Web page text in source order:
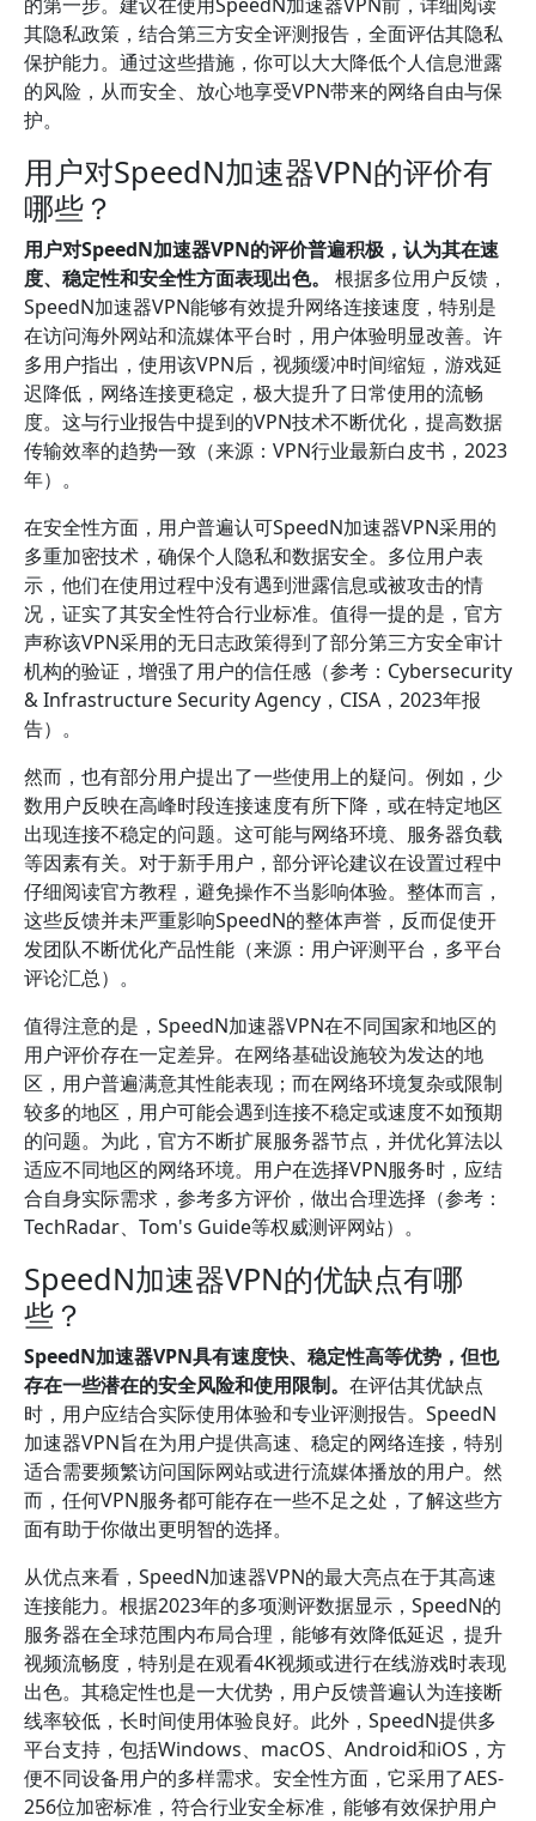
其隐私政策，结合第三方安全评测报告，全面评估其隐私
保护能力。通过这些措施，你可以大大降低个人信息泄露
的风险，从而安全、放心地享受VPN带来的网络自由与保
护。
用户对SpeedN加速器VPN的评价有
哪些？
用户对SpeedN加速器VPN的评价普遍积极，认为其在速
度、稳定性和安全性方面表现出色。
根据多位用户反馈，
SpeedN加速器VPN能够有效提升网络连接速度，特别是
在访问海外网站和流媒体平台时，用户体验明显改善。许
多用户指出，使用该VPN后，视频缓冲时间缩短，游戏延
迟降低，网络连接更稳定，极大提升了日常使用的流畅
度。这与行业报告中提到的VPN技术不断优化，提高数据
传输效率的趋势一致（来源：VPN行业最新白皮书，2023
年）。
在安全性方面，用户普遍认可SpeedN加速器VPN采用的
多重加密技术，确保个人隐私和数据安全。多位用户表
示，他们在使用过程中没有遇到泄露信息或被攻击的情
况，证实了其安全性符合行业标准。值得一提的是，官方
声称该VPN采用的无日志政策得到了部分第三方安全审计
机构的验证，增强了用户的信任感（参考：Cybersecurity
& Infrastructure Security Agency，CISA，2023年报
告）。
然而，也有部分用户提出了一些使用上的疑问。例如，少
数用户反映在高峰时段连接速度有所下降，或在特定地区
出现连接不稳定的问题。这可能与网络环境、服务器负载
等因素有关。对于新手用户，部分评论建议在设置过程中
仔细阅读官方教程，避免操作不当影响体验。整体而言，
这些反馈并未严重影响SpeedN的整体声誉，反而促使开
发团队不断优化产品性能（来源：用户评测平台，多平台
评论汇总）。
值得注意的是，SpeedN加速器VPN在不同国家和地区的
用户评价存在一定差异。在网络基础设施较为发达的地
区，用户普遍满意其性能表现；而在网络环境复杂或限制
较多的地区，用户可能会遇到连接不稳定或速度不如预期
的问题。为此，官方不断扩展服务器节点，并优化算法以
适应不同地区的网络环境。用户在选择VPN服务时，应结
合自身实际需求，参考多方评价，做出合理选择（参考：
TechRadar、Tom's Guide等权威测评网站）。
SpeedN加速器VPN的优缺点有哪
些？
SpeedN加速器VPN具有速度快、稳定性高等优势，但也
存在一些潜在的安全风险和使用限制。 在评估其优缺点
时，用户应结合实际使用体验和专业评测报告。SpeedN
加速器VPN旨在为用户提供高速、稳定的网络连接，特别
适合需要频繁访问国际网站或进行流媒体播放的用户。然
而，任何VPN服务都可能存在一些不足之处，了解这些方
面有助于你做出更明智的选择。
从优点来看，SpeedN加速器VPN的最大亮点在于其高速
连接能力。根据2023年的多项测评数据显示，SpeedN的
服务器在全球范围内布局合理，能够有效降低延迟，提升
视频流畅度，特别是在观看4K视频或进行在线游戏时表现
出色。其稳定性也是一大优势，用户反馈普遍认为连接断
线率较低，长时间使用体验良好。此外，SpeedN提供多
平台支持，包括Windows、macOS、Android和iOS，方
便不同设备用户的多样需求。安全性方面，它采用了AES-
256位加密标准，符合行业安全标准，能够有效保护用户